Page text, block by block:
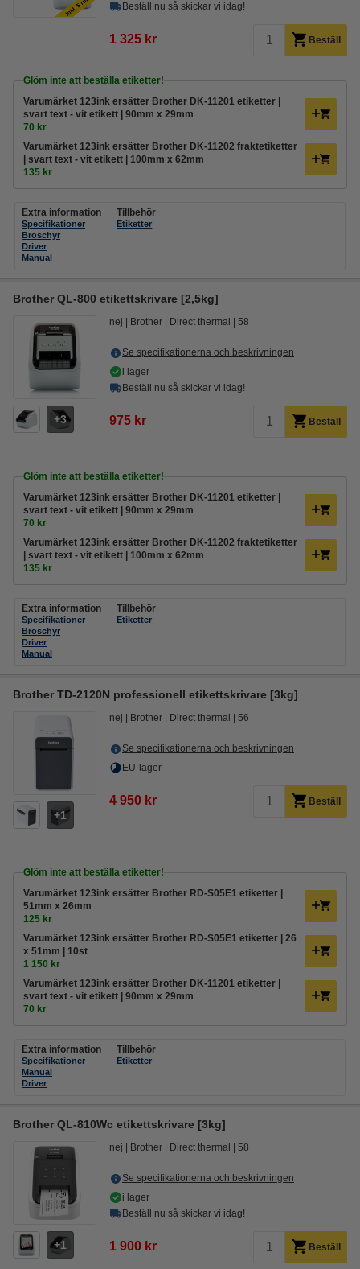
Beställ nu så skickar vi idag!
1 325 kr Beställ
Glöm inte att beställa etiketter!
Varumärket 123ink ersätter Brother DK-11201 etiketter |
svart text - vit etikett | 90mm x 29mm
70 kr
Varumärket 123ink ersätter Brother DK-11202 fraktetiketter
| svart text - vit etikett | 100mm x 62mm
135 kr
Extra information
Specifikationer
Broschyr
Driver
Manual
Tillbehör
Etiketter
Brother QL-800 etikettskrivare [2,5kg]
3
nej Brother Direct thermal 58
Se specifikationerna och beskrivningen
i lager
Beställ nu så skickar vi idag!
975 kr Beställ
Glöm inte att beställa etiketter!
Varumärket 123ink ersätter Brother DK-11201 etiketter |
svart text - vit etikett | 90mm x 29mm
70 kr
Varumärket 123ink ersätter Brother DK-11202 fraktetiketter
| svart text - vit etikett | 100mm x 62mm
135 kr
Extra information
Specifikationer
Broschyr
Driver
Manual
Tillbehör
Etiketter
Brother TD-2120N professionell etikettskrivare [3kg]
1
nej Brother Direct thermal 56
Se specifikationerna och beskrivningen
EU-lager
4 950 kr Beställ
Glöm inte att beställa etiketter!
Varumärket 123ink ersätter Brother RD-S05E1 etiketter |
51mm x 26mm
125 kr
Varumärket 123ink ersätter Brother RD-S05E1 etiketter | 26
x 51mm | 10st
1 150 kr
Varumärket 123ink ersätter Brother DK-11201 etiketter |
svart text - vit etikett | 90mm x 29mm
70 kr
Extra information
Specifikationer
Manual
Driver
Tillbehör
Etiketter
Brother QL-810Wc etikettskrivare [3kg]
1
nej Brother Direct thermal 58
Se specifikationerna och beskrivningen
i lager
Beställ nu så skickar vi idag!
1 900 kr Beställ